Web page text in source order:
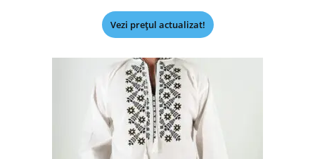
Vezi prețul actualizat!